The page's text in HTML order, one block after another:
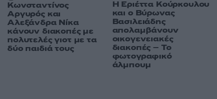
Κωνσταντίνος
Αργυρός και
Αλεξάνδρα Νίκα
κάνουν διακοπές με
πολυτελές γιοτ με τα
δύο παιδιά τους
Η Εριέττα Κούρκουλου
και ο Βύρωνας
Βασιλειάδης
απολαμβάνουν
οικογενειακές
διακοπές – Το
φωτογραφικό
άλμπουμ